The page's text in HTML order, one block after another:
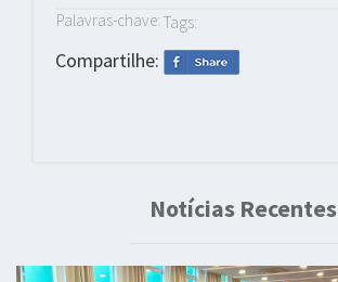
Palavras-chave: Tags:
Compartilhe:
Notícias Recentes